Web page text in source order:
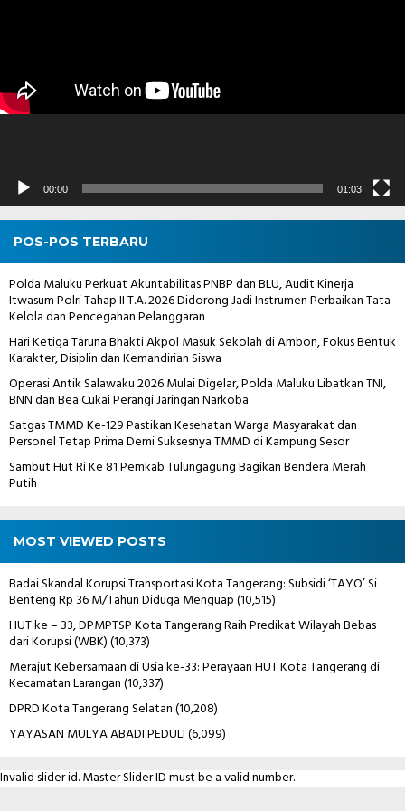
00:00 01:03
POS-POS TERBARU
Polda Maluku Perkuat Akuntabilitas PNBP dan BLU, Audit Kinerja
Itwasum Polri Tahap II T.A. 2026 Didorong Jadi Instrumen Perbaikan Tata
Kelola dan Pencegahan Pelanggaran
Hari Ketiga Taruna Bhakti Akpol Masuk Sekolah di Ambon, Fokus Bentuk
Karakter, Disiplin dan Kemandirian Siswa
Operasi Antik Salawaku 2026 Mulai Digelar, Polda Maluku Libatkan TNI,
BNN dan Bea Cukai Perangi Jaringan Narkoba
Satgas TMMD Ke-129 Pastikan Kesehatan Warga Masyarakat dan
Personel Tetap Prima Demi Suksesnya TMMD di Kampung Sesor
Sambut Hut Ri Ke 81 Pemkab Tulungagung Bagikan Bendera Merah
Putih
MOST VIEWED POSTS
Badai Skandal Korupsi Transportasi Kota Tangerang: Subsidi ‘TAYO’ Si
Benteng Rp 36 M/Tahun Diduga Menguap(10,515)
HUT ke – 33, DPMPTSP Kota Tangerang Raih Predikat Wilayah Bebas
dari Korupsi (WBK)(10,373)
Merajut Kebersamaan di Usia ke-33: Perayaan HUT Kota Tangerang di
Kecamatan Larangan(10,337)
DPRD Kota Tangerang Selatan(10,208)
YAYASAN MULYA ABADI PEDULI(6,099)
Invalid slider id. Master Slider ID must be a valid number.